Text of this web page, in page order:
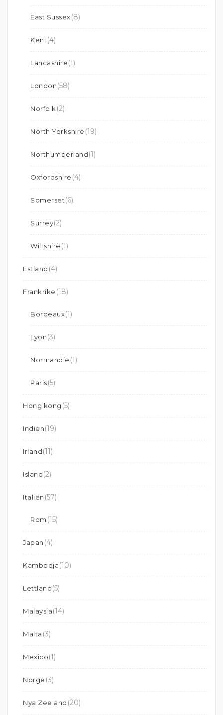
East Sussex(8)
Kent(4)
Lancashire(1)
London(58)
Norfolk (2)
North Yorkshire (19)
Northumberland(1)
Oxfordshire (4)
Somerset(6)
Surrey(2)
Wiltshire (1)
Estland (4)
Frankrike (18)
Bordeaux(1)
Lyon(3)
Normandie (1)
Paris(5)
Hong kong (5)
Indien(19)
Irland(11)
Island(2)
Italien (57)
Rom (15)
Japan (4)
Kambodja(10)
Lettland(5)
Malaysia(14)
Malta (3)
Mexico(1)
Norge (3)
Nya Zeeland (20)